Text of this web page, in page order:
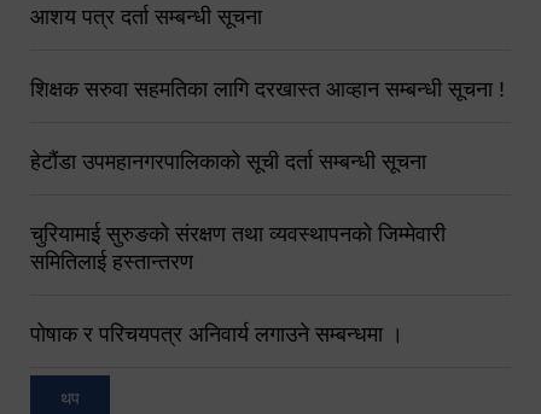
आशय पत्र दर्ता सम्बन्धी सूचना
शिक्षक सरुवा सहमतिका लागि दरखास्त आव्हान सम्बन्धी सूचना !
हेटौंडा उपमहानगरपालिकाको सूची दर्ता सम्बन्धी सूचना
चुरियामाई सुरुङको संरक्षण तथा व्यवस्थापनको जिम्मेवारी
समितिलाई हस्तान्तरण
पोषाक र परिचयपत्र अनिवार्य लगाउने सम्बन्धमा ।
थप